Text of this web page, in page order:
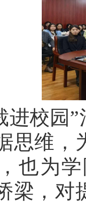
进校园
思维，
也为
梁，对